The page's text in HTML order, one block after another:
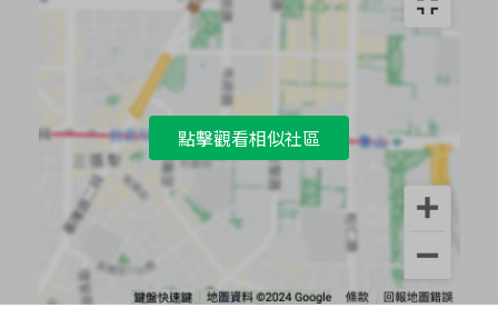
點擊觀看相似社區